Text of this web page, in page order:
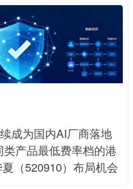
成为国内AI厂商落地
产品最低费率档的港
（520910）布局机会